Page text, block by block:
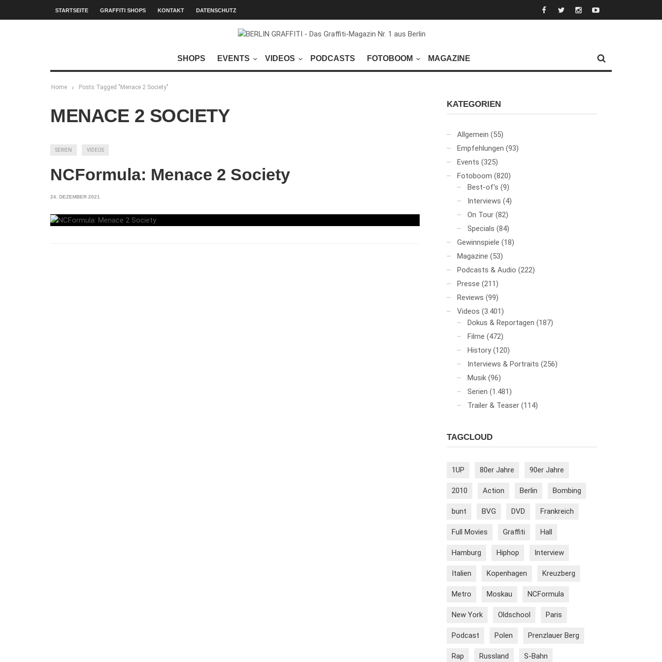
STARTSEITE GRAFFITI SHOPS KONTAKT DATENSCHUTZ
SHOPS EVENTS VIDEOS PODCASTS FOTOBOOM MAGAZINE
Home Posts Tagged "Menace 2 Society"
MENACE 2 SOCIETY
SERIEN VIDEOS
NCFormula: Menace 2 Society
24. DEZEMBER 2021
KATEGORIEN
Allgemein (55)
Empfehlungen (93)
Events (325)
Fotoboom (820)
Best-of's (9)
Interviews (4)
On Tour (82)
Specials (84)
Gewinnspiele (18)
Magazine (53)
Podcasts & Audio (222)
Presse (211)
Reviews (99)
Videos (3.401)
Dokus & Reportagen (187)
Filme (472)
History (120)
Interviews & Portraits (256)
Musik (96)
Serien (1.481)
Trailer & Teaser (114)
TAGCLOUD
1UP 80er Jahre 90er Jahre
2010 Action Berlin Bombing
bunt BVG DVD Frankreich
Full Movies Graffiti Hall
Hamburg Hiphop Interview
Italien Kopenhagen Kreuzberg
Metro Moskau NCFormula
New York Oldschool Paris
Podcast Polen Prenzlauer Berg
Rap Russland S-Bahn